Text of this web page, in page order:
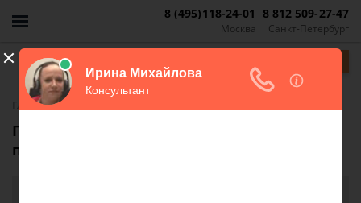
Москва
8 (495)118-24-01
Санкт-Петербург
8 812 509-27-47
Главная-FAQ
Где можно скачать договор купли-
продажи квартиры?